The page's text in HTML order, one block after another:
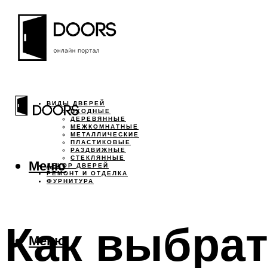
ВИДЫ ДВЕРЕЙ
ВХОДНЫЕ
ДЕРЕВЯННЫЕ
МЕЖКОМНАТНЫЕ
МЕТАЛЛИЧЕСКИЕ
ПЛАСТИКОВЫЕ
РАЗДВИЖНЫЕ
СТЕКЛЯННЫЕ
ДЕКОР ДВЕРЕЙ
РЕМОНТ И ОТДЕЛКА
ФУРНИТУРА
Меню
Меню
Как